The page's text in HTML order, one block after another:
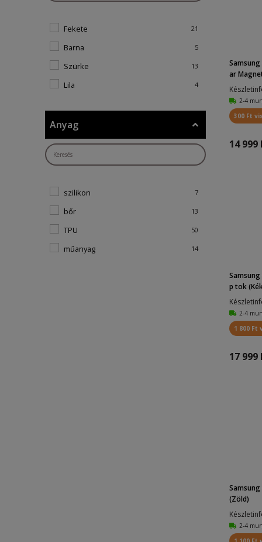
Fekete 21
Barna 5
Szürke 13
Lila 4
Sárga 1
Zöld 3
Kék
Átlátszó 7
Ibolya 1
áltlátszó 1
Piros 1
Anyag
szilikon 7
bőr 13
TPU 50
műanyag 14
Samsung
ar
2-4
300 Ft
14 999
Samsung
p tok
2-4
1 800 Ft
17 999
(Zöld)
2-4